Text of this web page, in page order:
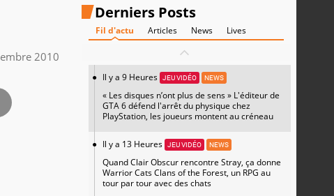
2010
Derniers Posts
Fil d'actu Articles News Lives
Il y a 9 Heures JEU VIDÉO NEWS
« Les disques n’ont plus de sens » L'éditeur de
GTA 6 défend l'arrêt du physique chez
PlayStation, les joueurs montent au créneau
Il y a 13 Heures JEU VIDÉO NEWS
Quand Clair Obscur rencontre Stray, ça donne
Warrior Cats Clans of the Forest, un RPG au
tour par tour avec des chats